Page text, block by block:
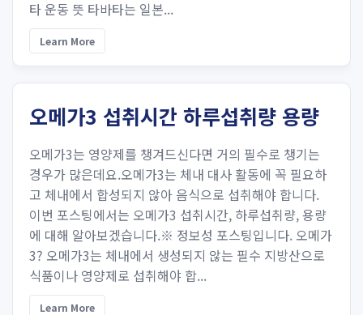
타 운동 뜻 타바타는 일본...
Learn More
오메가3 섭취시간 하루섭취량 용량
오메가3는 영양제를 챙겨드신다면 거의 필수로 챙기는
경우가 많은데요.오메가3는 체내 대사 활동에 꼭 필요하
고 체내에서 합성되지 않아 음식으로 섭취해야 합니다.
이번 포스팅에서는 오메가3 섭취시간, 하루섭취량, 용량
에 대해 알아보겠습니다.※ 정보성 포스팅입니다. 오메가
3? 오메가3는 체내에서 생성되지 않는 필수 지방산으로
식품이나 영양제로 섭취해야 합...
Learn More